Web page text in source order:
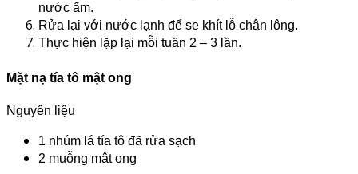
nước ấm.
Rửa lại với nước lạnh để se khít lỗ chân lông.
Thực hiện lặp lại mỗi tuần 2 – 3 lần.
Mặt nạ tía tô mật ong
Nguyên liệu
1 nhúm lá tía tô đã rửa sạch
2 muỗng mật ong